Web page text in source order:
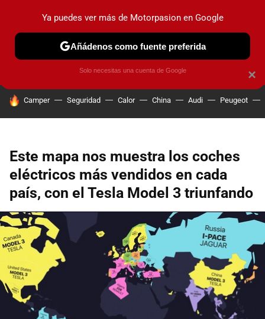
PRUEBAS COCHES ELÉCTRICOS OBSERVATORIO
HOY SE HABLA DE
Camper Seguridad Calor China Audi Peugeot
Este mapa nos muestra los coches
eléctricos más vendidos en cada
país, con el Tesla Model 3 triunfando
×
Ya puedes ver más de Motorpasion en Google
Añádenos como fuente preferida
Solo necesitas una cuenta de Google